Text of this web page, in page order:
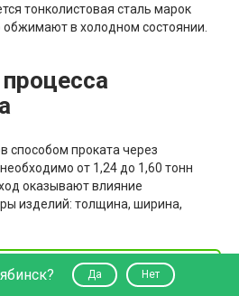
тонколистовая сталь марок
в холодном состоянии.
способом проката через
от 1,24 до 1,60 тонн
оказывают влияние
изделий: толщина, ширина,
холоднокатаных листов
особенность: первичный
Да Нет